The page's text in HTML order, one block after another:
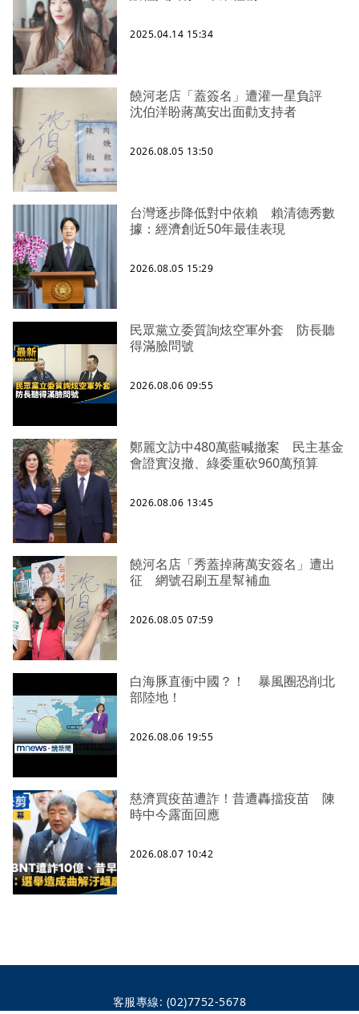
2025.04.14 15:34
饒河老店「蓋簽名」遭灌一星負評
沈伯洋盼蔣萬安出面勸支持者
2026.08.05 13:50
台灣逐步降低對中依賴 賴清德秀數
據：經濟創近50年最佳表現
2026.08.05 15:29
民眾黨立委質詢炫空軍外套 防長聽
得滿臉問號
2026.08.06 09:55
鄭麗文訪中480萬藍喊撤案 民主基金
會證實沒撤、綠委重砍960萬預算
2026.08.06 13:45
饒河名店「秀蓋掉蔣萬安簽名」遭出
征 網號召刷五星幫補血
2026.08.05 07:59
白海豚直衝中國？！ 暴風圈恐削北
部陸地！
2026.08.06 19:55
慈濟買疫苗遭詐！昔遭轟擋疫苗 陳
時中今露面回應
2026.08.07 10:42
客服專線: (02)7752-5678